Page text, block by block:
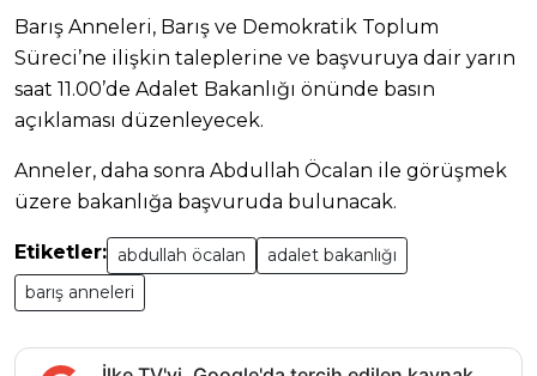
Barış Anneleri, Barış ve Demokratik Toplum
Süreci’ne ilişkin taleplerine ve başvuruya dair yarın
saat 11.00’de Adalet Bakanlığı önünde basın
açıklaması düzenleyecek.
Anneler, daha sonra Abdullah Öcalan ile görüşmek
üzere bakanlığa başvuruda bulunacak.
Etiketler: abdullah öcalan
adalet bakanlığı
barış anneleri